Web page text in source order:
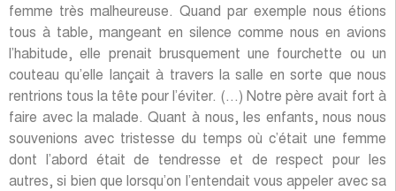
femme très malheureuse. Quand par exemple nous étions
tous à table, mangeant en silence comme nous en avions
l’habitude, elle prenait brusquement une fourchette ou un
couteau qu’elle lançait à travers la salle en sorte que nous
rentrions tous la tête pour l’éviter. (…) Notre père avait fort à
faire avec la malade. Quant à nous, les enfants, nous nous
souvenions avec tristesse du temps où c’était une femme
dont l’abord était de tendresse et de respect pour les
autres, si bien que lorsqu’on l’entendait vous appeler avec sa